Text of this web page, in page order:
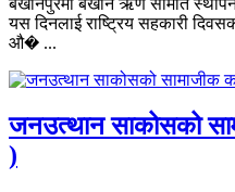
बखानपुरमा बखान ऋण समिति
यस दिनलाई राष्ट्रिय सहकारी
औ� ...
जनउत्थान साकोसको
)